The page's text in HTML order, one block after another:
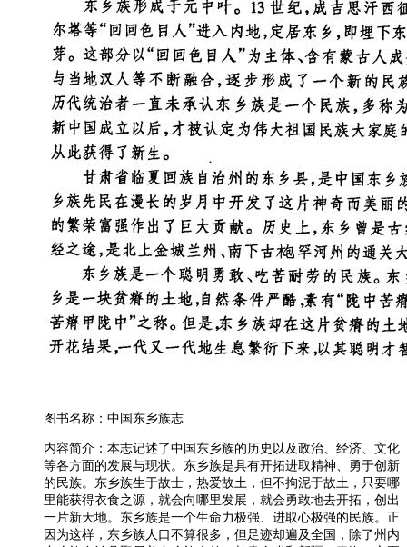
图书名称：中国东乡族志
内容简介：本志记述了中国东乡族的历史以及政治、经济、文化
等各方面的发展与现状。东乡族是具有开拓进取精神、勇于创新
的民族。东乡族生于故士，热爱故土，但不拘泥于故土，只要哪
里能获得衣食之源，就会向哪里发展，就会勇敢地去开拓，创出
一片新天地。东乡族是一个生命力极强、进取心极强的民族。正
因为这样，东乡族人口不算很多，但足迹却遍及全国，除了州内